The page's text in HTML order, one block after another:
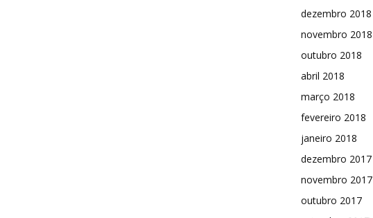
dezembro 2018
novembro 2018
outubro 2018
abril 2018
março 2018
fevereiro 2018
janeiro 2018
dezembro 2017
novembro 2017
outubro 2017